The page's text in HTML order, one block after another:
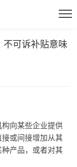
不可诉补贴意味
向某些企业提供
或间接增加从其
产品，或者对其